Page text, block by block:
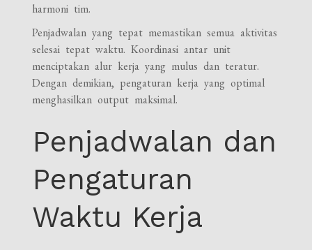
harmoni tim.
Penjadwalan yang tepat memastikan semua aktivitas
selesai tepat waktu. Koordinasi antar unit
menciptakan alur kerja yang mulus dan teratur.
Dengan demikian, pengaturan kerja yang optimal
menghasilkan output maksimal.
Penjadwalan dan
Pengaturan
Waktu Kerja